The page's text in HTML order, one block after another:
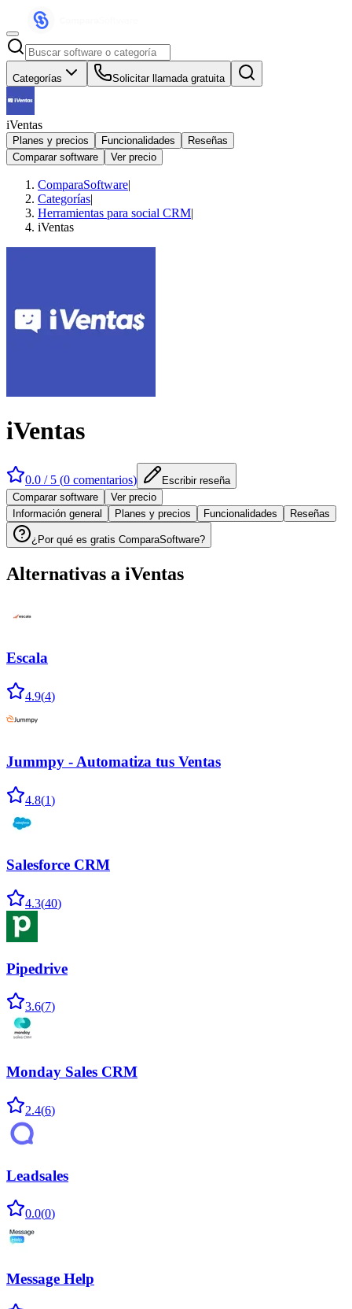
Categorías Solicitar llamada gratuita
iVentas
Planes y precios Funcionalidades
Reseñas
Comparar software
Ver precio
ComparaSoftware|
Categorías|
Herramientas para social CRM|
iVentas
iVentas
0.0 / 5 (0 comentarios)
Escribir reseña
Comparar software
Ver precio
Información general
Planes y precios Funcionalidades Reseñas
¿Por qué es gratis ComparaSoftware?
Alternativas a iVentas
Escala
4.9(4)
Jummpy - Automatiza tus Ventas
4.8(1)
Salesforce CRM
4.3(40)
Pipedrive
3.6(7)
Monday Sales CRM
2.4(6)
Leadsales
0.0(0)
Message Help